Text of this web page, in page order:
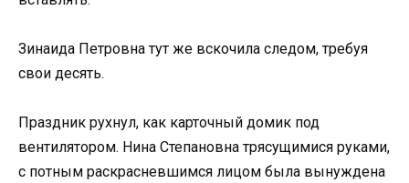
Зинаида Петровна тут же вскочила следом, требуя
свои десять.
Праздник рухнул, как карточный домик под
вентилятором. Нина Степановна трясущимися руками,
с потным раскрасневшимся лицом была вынуждена